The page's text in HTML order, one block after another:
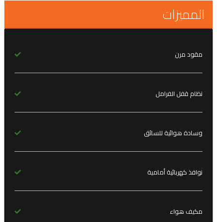
المميزات
مقود مرن
نظام قفل الفرامل
وسادة هوائية للسائق
نوافذ كهربائية أمامية
مكيف هواء